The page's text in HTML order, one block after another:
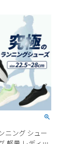
ニング シュー